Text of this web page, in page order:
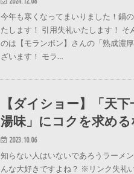
今年も寒くなってまいりました！鍋
たします！ 引用失礼いたします！
のは【モランボン】さんの「熟成濃
ざいます！ モラ…
【ダイショー】「天
湯味」にコクを求める
2023.10.06
知らない人はいないであろうラーメ
んな大好きですよね？ ※リンク失礼